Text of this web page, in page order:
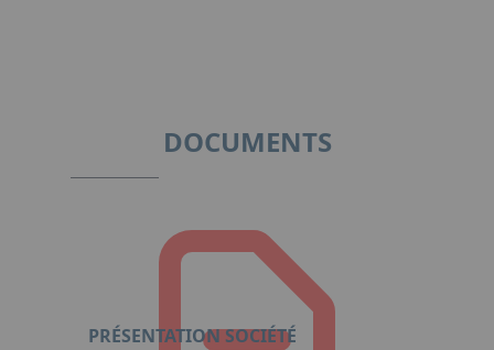
DOCUMENTS
PRÉSENTATION SOCIÉTÉ